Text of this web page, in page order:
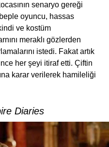
senaryo gereği
oyuncu, hassas
ve kostüm
meraklı gözlerden
istedi. Fakat artık
her şeyi itiraf etti. Çiftin
karar verilerek hamileliği
Diaries